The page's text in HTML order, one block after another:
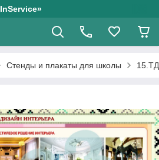
Стенды и плакаты для школы